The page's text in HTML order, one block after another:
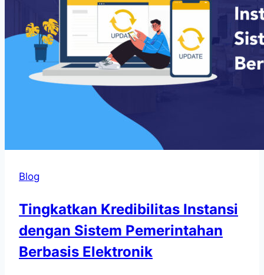
Blog
Tingkatkan Kredibilitas Instansi
dengan Sistem Pemerintahan
Berbasis Elektronik